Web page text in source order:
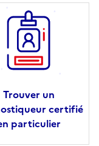
Trouver un
certifié
particulier